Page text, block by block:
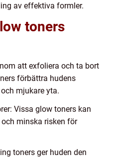
av effektiva formler.
toners
att exfoliera och ta bort
förbättra hudens
mjukare yta.
Vissa glow toners kan
minska risken för
toners ger huden den